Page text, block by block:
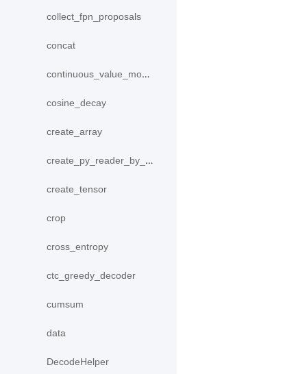
collect_fpn_proposals
concat
continuous_value_model
cosine_decay
create_array
create_py_reader_by_data
create_tensor
crop
cross_entropy
ctc_greedy_decoder
cumsum
data
DecodeHelper